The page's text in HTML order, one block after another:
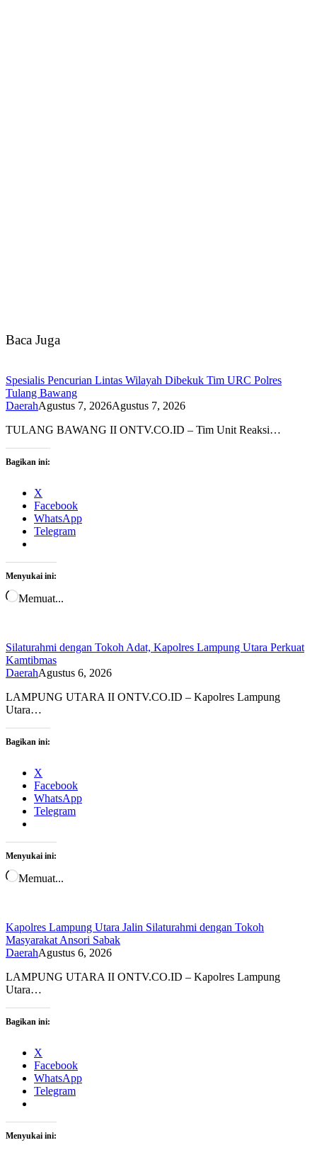
Baca Juga
Spesialis Pencurian Lintas Wilayah Dibekuk Tim URC Polres
Tulang Bawang
DaerahAgustus 7, 2026Agustus 7, 2026
TULANG BAWANG II ONTV.CO.ID – Tim Unit Reaksi…
Bagikan ini:
X
Facebook
WhatsApp
Telegram
Menyukai ini:
Memuat...
Silaturahmi dengan Tokoh Adat, Kapolres Lampung Utara Perkuat
Kamtibmas
DaerahAgustus 6, 2026
LAMPUNG UTARA II ONTV.CO.ID – Kapolres Lampung
Utara…
Bagikan ini:
X
Facebook
WhatsApp
Telegram
Menyukai ini:
Memuat...
Kapolres Lampung Utara Jalin Silaturahmi dengan Tokoh
Masyarakat Ansori Sabak
DaerahAgustus 6, 2026
LAMPUNG UTARA II ONTV.CO.ID – Kapolres Lampung
Utara…
Bagikan ini:
X
Facebook
WhatsApp
Telegram
Menyukai ini: